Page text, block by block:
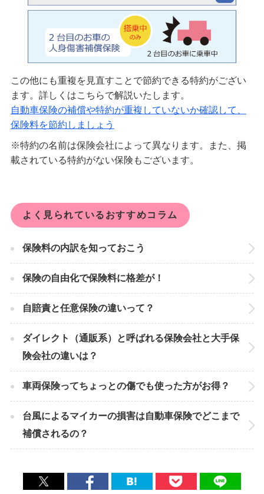
この他にも重複を見直すことで節約できる特約がござい
ます。詳しくはこちらで解説いたします。
自動車保険の補償や特約が重複していないか確認して、
保険料を節約しましょう
※特約の名前は保険会社によって異なります。また、掲
載されている特約がない保険もございます。
よく見られているおすすめコラム
保険料の内訳を知っておこう
保険の自由化で保険料に格差が！
自賠責と任意保険の違いって？
ダイレクト（通販系）と呼ばれる保険会社と大手保
険会社の違いは？
車両保険ってちょっとの傷でも使った方がお得？
台風によるマイカーの損害は自動車保険でどこまで
補償されるの？